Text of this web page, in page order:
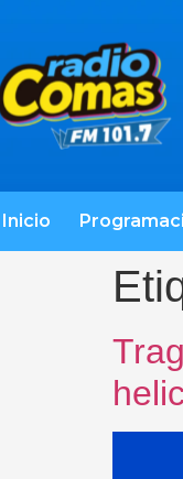
Inicio